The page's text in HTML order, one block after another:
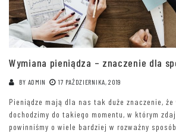
Wymiana pieniądza – znaczenie dla
BY ADMIN 17 PAŹDZIERNIKA, 2019
Pieniądze mają dla nas tak duże znaczenie,
dochodzimy do takiego momentu, w którym
powinniśmy o wiele bardziej w rozważny